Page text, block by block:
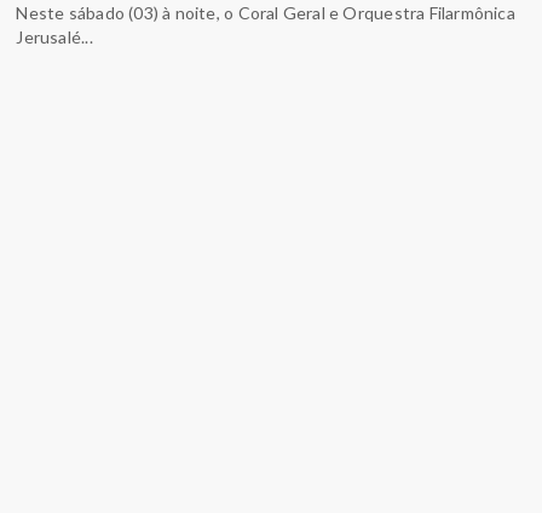
Neste sábado (03) à noite, o Coral Geral e Orquestra Filarmônica
Jerusalé...